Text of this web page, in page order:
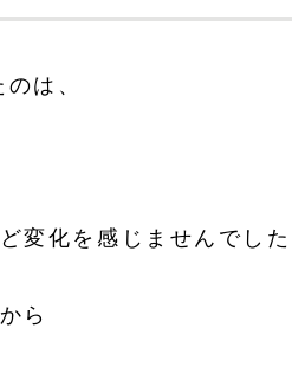
は、
変化を感じませんでした
ら